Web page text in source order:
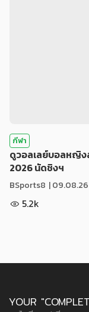
กีฬา
ดูวอลเลย์บอลหญิง
2026 นัดชิงฯ
BSports8 |09.08.26
5.2k
YOUR